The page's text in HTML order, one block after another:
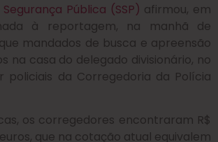
Pública (SSP) afirmou, em
à reportagem, na manhã de
mandados de busca e apreensão
na casa do delegado divisionário, no
policiais da Corregedoria da Polícia
os corregedores encontraram R$
que na cotação atual equivalem